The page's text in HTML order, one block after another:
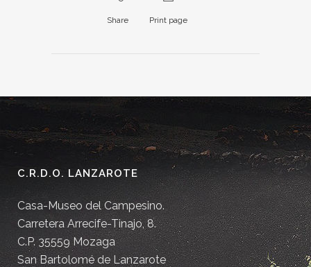
Share Print page
C.R.D.O. LANZAROTE
Casa-Museo del Campesino.
Carretera Arrecife-Tinajo, 8.
C.P. 35559 Mozaga
San Bartolomé de Lanzarote